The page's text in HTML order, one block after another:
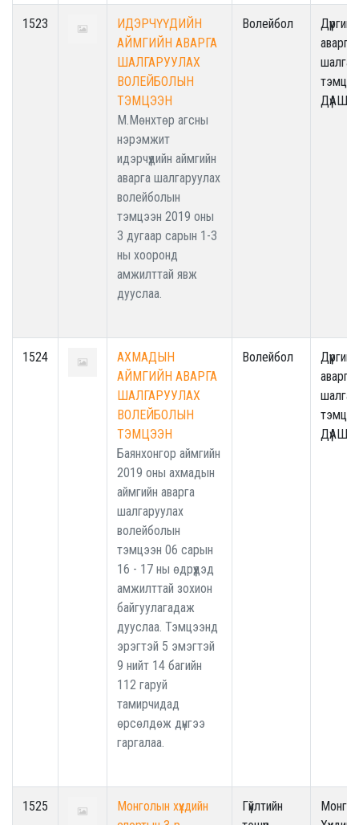
1523
ИДЭРЧҮҮДИЙН
АЙМГИЙН АВАРГА
ШАЛГАРУУЛАХ
ВОЛЕЙБОЛЫН
ТЭМЦЭЭН
М.Мөнхтөр агсны
нэрэмжит
идэрчүүдийн аймгийн
аварга шалгаруулах
волейболын
тэмцээн 2019 оны
3 дугаар сарын 1-3
ны хооронд
амжилттай явж
дууслаа.
Волейбол
Дүүргийн
аварга
ДүАШТ
1524
АХМАДЫН
АЙМГИЙН АВАРГА
ШАЛГАРУУЛАХ
ВОЛЕЙБОЛЫН
ТЭМЦЭЭН
Баянхонгор аймгийн
2019 оны ахмадын
аймгийн аварга
шалгаруулах
волейболын
тэмцээн 06 сарын
16 - 17 ны өдрүүдэд
амжилттай зохион
байгуулагадаж
дууслаа. Тэмцээнд
эрэгтэй 5 эмэгтэй
9 нийт 14 багийн
112 гаруй
тамирчидад
өрсөлдөж дүнгээ
гаргалаа.
Волейбол
Дүүргийн
аварга
ДүАШТ
1525
Монголын хүүхдийн
Гүйлтийн